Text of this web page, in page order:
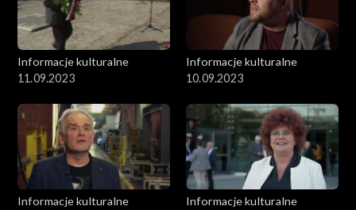
Informacje kulturalne
11.09.2023
Informacje kulturalne
10.09.2023
Informacje kulturalne
Informacje kulturalne